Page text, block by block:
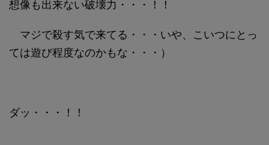
想像も出来ない破壊力・・・！！
マジで殺す気で来てる・・・いや、こいつにとっ
ては遊び程度なのかもな・・・）
ダッ・・・！！